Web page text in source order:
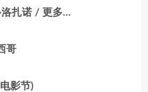
洛扎诺 / 更多…
哥
影节)